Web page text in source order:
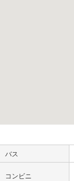
バス
コンビニ